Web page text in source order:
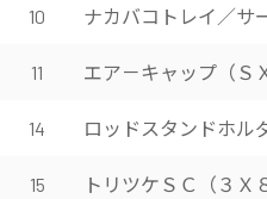
10 ナカバコトレイ／サ
11 エア－キャップ（Ｓ
14 ロッドスタンドホル
15 トリツケＳＣ（３Ｘ